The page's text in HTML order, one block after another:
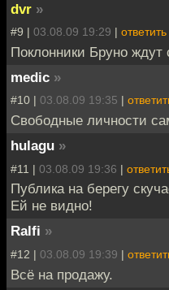
dvr »
#9 | 03.08.09 19:29 | ответить
Поклонники Бруно ждут
medic »
#10 | 03.08.09 19:35 |
Свободные личности
hulagu »
#11 | 03.08.09 19:36 |
Публика на берегу
Ей не видно!
Ralfi »
#12 | 03.08.09 19:39 |
Всё на продажу.